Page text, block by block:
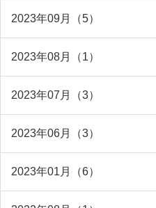
2023年09月（5）
2023年08月（1）
2023年07月（3）
2023年06月（3）
2023年01月（6）